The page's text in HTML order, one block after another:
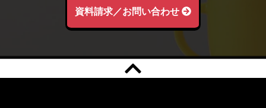
資料請求／お問い合わせ